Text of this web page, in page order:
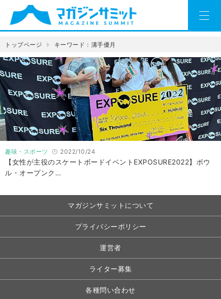
トップページ キーワード：溝手優月
趣味・スポーツ 2022/10/24
【女性が主役のスケートボードイベントEXPOSURE2022】ボウ
ル・オープンク…
マガジンサミットについて
プライバシーポリシー
運営者
ライター募集
各種問い合わせ